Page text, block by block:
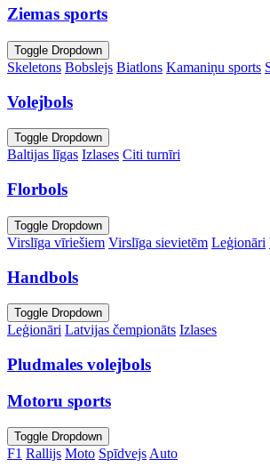
Ziemas sports
Toggle Dropdown
Skeletons Bobslejs Biatlons Kamaniņu sports
Volejbols
Toggle Dropdown
Baltijas līgas Izlases Citi turnīri
Florbols
Toggle Dropdown
Virslīga vīriešiem Virslīga sievietēm Leģionāri
Handbols
Toggle Dropdown
Leģionāri Latvijas čempionāts Izlases
Pludmales volejbols
Motoru sports
Toggle Dropdown
F1 Rallijs Moto SpīdvejsAuto